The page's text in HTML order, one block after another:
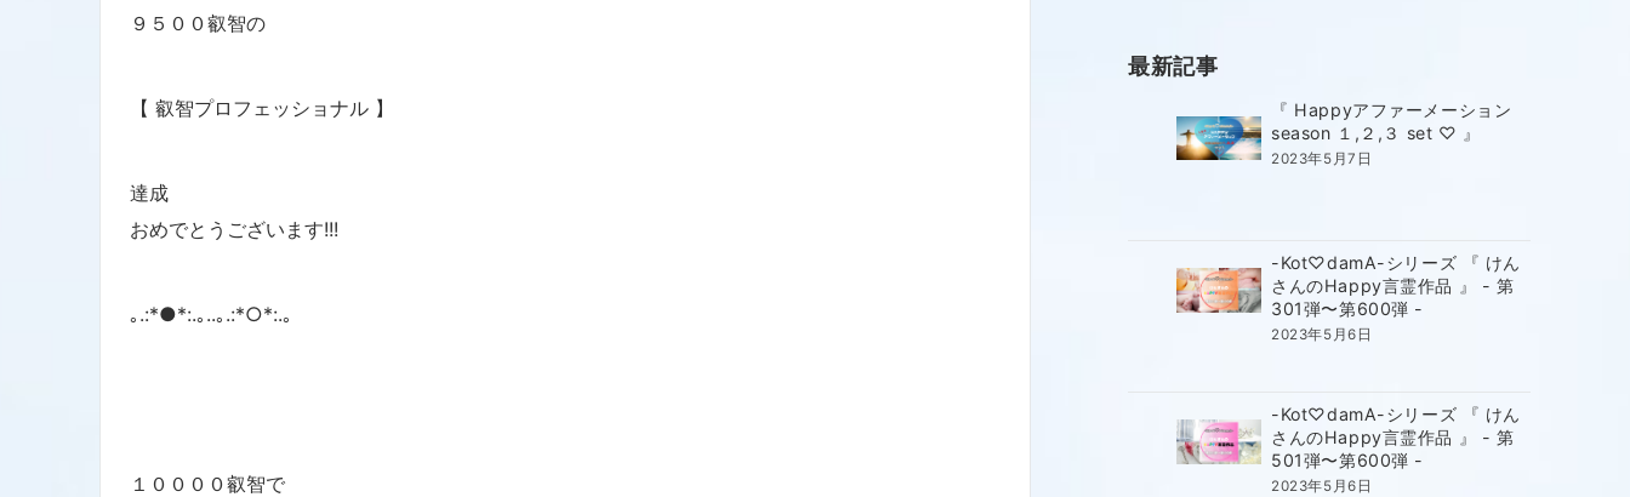
９５００叡智の
【 叡智プロフェッショナル 】
達成
おめでとうございます!!!
｡.:*●*:.｡..｡.:*○*:.｡
１００００叡智で
最新記事
『 Happyアファーメーション
season １,２,３ set ♡ 』
2023年5月7日
-Kot♡damA-シリーズ 『 けん
さんのHappy言霊作品 』 - 第
301弾〜第600弾 -
2023年5月6日
-Kot♡damA-シリーズ 『 けん
さんのHappy言霊作品 』 - 第
501弾〜第600弾 -
2023年5月6日